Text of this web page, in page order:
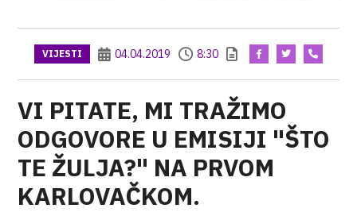
VIJESTI 04.04.2019 8:30
VI PITATE, MI TRAŽIMO
ODGOVORE U EMISIJI "ŠTO
TE ŽULJA?" NA PRVOM
KARLOVAČKOM.